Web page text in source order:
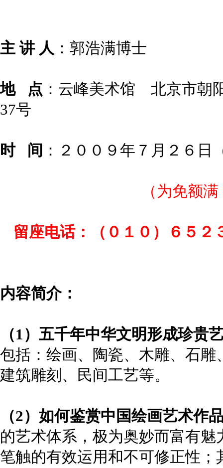
主 讲 人 ：郭浩满博士
地 点 ：云峰美术馆 北京市朝
37号
时 间 ：２００９年７月２６日
（为免额
留座电话：（０１０）６５
内容简介：
（1）五千年中华文明形成珍贵
包括：绘画、陶瓷、木雕、石
建筑雕刻、民间工艺等。
（2）如何鉴赏中国绘画艺术作
的艺术体系，极为奥妙而富有
笔触的有效运用和不可修正性